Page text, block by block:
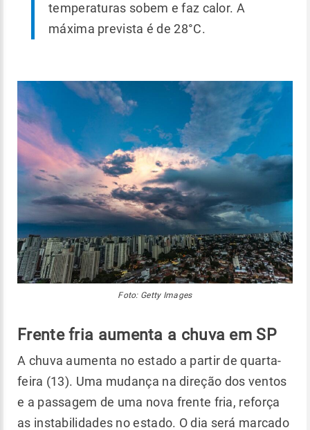
temperaturas sobem e faz calor. A
máxima prevista é de 28°C.
Foto: Getty Images
Frente fria aumenta a chuva em SP
A chuva aumenta no estado a partir de quarta-
feira (13). Uma mudança na direção dos ventos
e a passagem de uma nova frente fria, reforça
as instabilidades no estado. O dia será marcado